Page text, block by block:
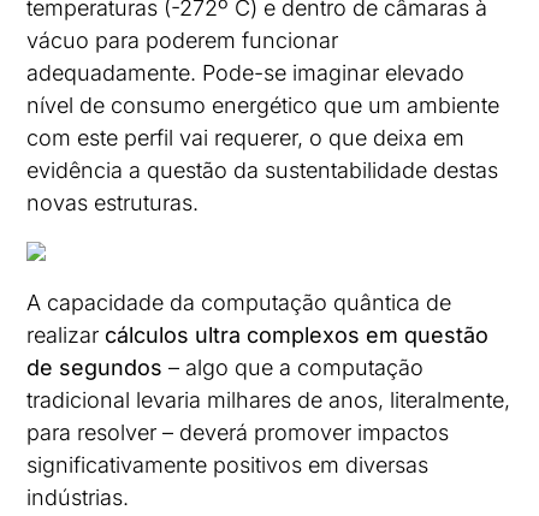
temperaturas (-272º C) e dentro de câmaras à
vácuo para poderem funcionar
adequadamente. Pode-se imaginar elevado
nível de consumo energético que um ambiente
com este perfil vai requerer, o que deixa em
evidência a questão da sustentabilidade destas
novas estruturas.
A capacidade da computação quântica de
realizar cálculos ultra complexos em questão
de segundos – algo que a computação
tradicional levaria milhares de anos, literalmente,
para resolver – deverá promover impactos
significativamente positivos em diversas
indústrias.